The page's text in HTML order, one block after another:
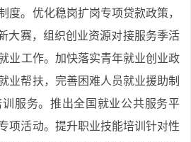
度。优化稳岗扩岗专项贷款政策，
大赛，组织创业资源对接服务季活
业工作。加快落实青年就业创业政
业帮扶，完善困难人员就业援助制
服务。推出全国就业公共服务平
项活动。提升职业技能培训针对性